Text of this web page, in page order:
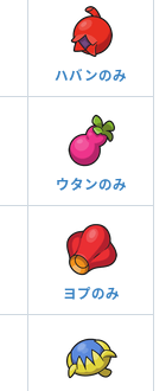
ハバンのみ
ウタンのみ
ヨプのみ